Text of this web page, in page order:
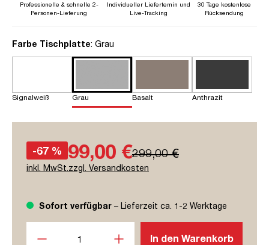
Professionelle & schnelle 2-
Personen-Lieferung
Individueller Liefertemin und
Live-Tracking
30 Tage kostenlose
Rücksendung
Farbe Tischplatteauswählen
: Grau
Signalweiß Grau Basalt Anthrazit
-67 % 99,00 €299,00 €
inkl. MwSt.zzgl. Versandkosten
Sofort verfügbar – Lieferzeit ca. 1-2 Werktage
In den Warenkorb